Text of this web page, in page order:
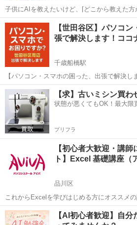
子供にAIを教えたいけど、[どこから教えた
安心できて、子供を任せられる教室を探して
く、自分の子供だけ集中的に教えてほしい方 子供にAIでゲームを自分
で作れるように教え...
東京 中央区 勝どき駅 パソコン
【世田谷区】パソコ
張で解決します！コ
千歳船橋駅
【パソコン・スマホの困った、出張で解決し
「iPhoneの写真がいっぱいで保存先がわか
方がわからない…」 「SNSって何？」 「
そ...
東京 世田谷区 千歳船橋駅
【求】古いミシン買
状態が悪くてもOK！最大限
プリフラ
【初心者大歓迎・講
ト】Excel 基礎講座
品川区
これからExcelを学びはじめる方にオススメ
関数やグラフ作成など、表計算ソフトである
できる講座です。 ■学習内容■ 基本操作・印刷・ページ設定・書式設
東京 品川区 エクセル
【AI初心者歓迎】自